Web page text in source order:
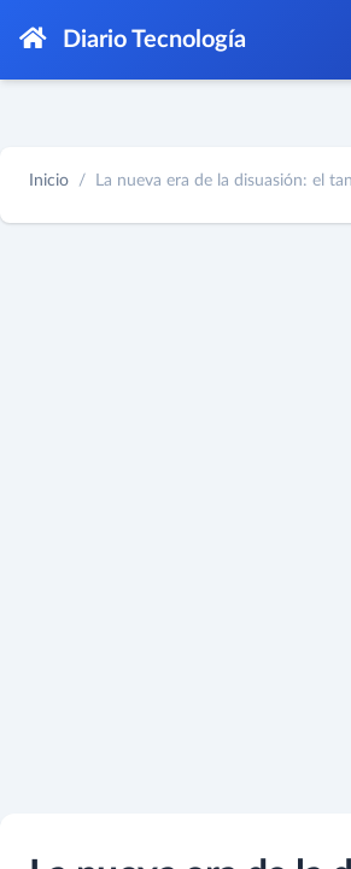
Diario Tecnología
Inicio La nueva era de la disuasión: el